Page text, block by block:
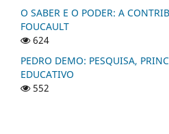
O SABER E O PODER: A
FOUCAULT
624
PEDRO DEMO: PESQUISA,
EDUCATIVO
552